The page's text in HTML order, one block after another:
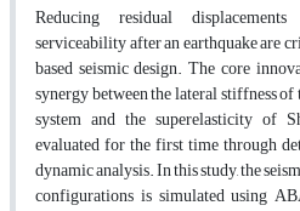
Reducing residual
serviceability after an earthquake are
based seismic design. The core
synergy between the lateral stiffness
system and the superelasticity of
evaluated for the first time through
dynamic analysis. In this study, the
configurations is simulated using